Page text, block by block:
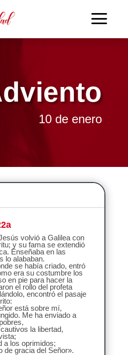
10 de enero
volvió a Galilea con
y su fama se extendió
Enseñaba en las
lo alababan.
se había criado, entró
era su costumbre los
en pie para hacer la
el rollo del profeta
encontró el pasaje
está sobre mí,
Me ha enviado a
la libertad,
a los oprimidos;
de gracia del Señor».